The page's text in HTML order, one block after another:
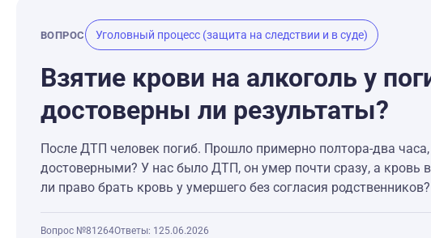
ВОПРОС Уголовный процесс (защита на следствии и в суде)
Взятие крови на алкоголь у
достоверны ли результаты?
После ДТП человек погиб. Прошло примерно полтора-два
достоверными? У нас было ДТП, он умер почти сразу, а кровь
ли право брать кровь у умершего без согласия родственников?
Вопрос №81264Ответы: 1 25.06.2026